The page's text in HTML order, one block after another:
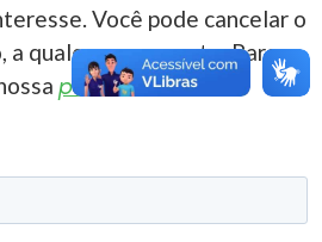
Você pode cancelar o
a qualquer momento. Para
política de